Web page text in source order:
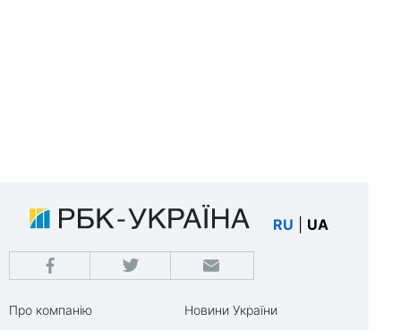
RU UA
Про компанію
Новини України